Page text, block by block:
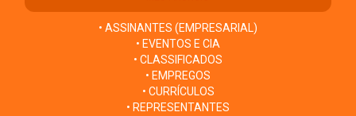
• ASSINANTES (EMPRESARIAL)
• EVENTOS E CIA
• CLASSIFICADOS
• EMPREGOS
• CURRÍCULOS
• REPRESENTANTES